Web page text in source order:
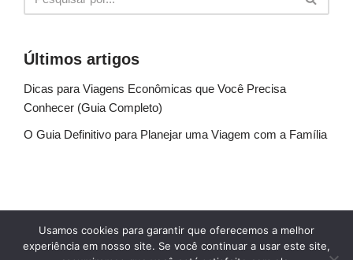
Últimos artigos
Dicas para Viagens Econômicas que Você Precisa
Conhecer (Guia Completo)
O Guia Definitivo para Planejar uma Viagem com a Família
Sobre Nós Fale conosco
Política de Privacidade
Termos de uso
Glossário Blog
Usamos cookies para garantir que oferecemos a melhor
experiência em nosso site. Se você continuar a usar este site,